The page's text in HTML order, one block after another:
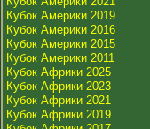
Кубок Америки 2019
Кубок Америки 2016
Кубок Америки 2015
Кубок Америки 2011
Кубок Африки 2025
Кубок Африки 2023
Кубок Африки 2021
Кубок Африки 2019